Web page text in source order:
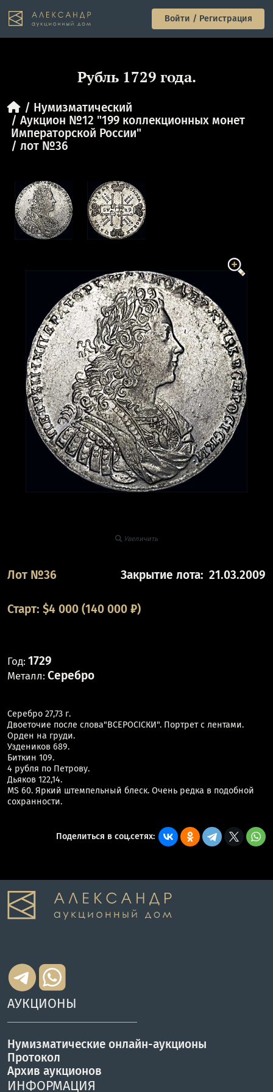
Войти / Регистрация
Рубль 1729 года.
Нумизматический
Аукцион №12 "199 коллекционных монет
Императорской России"
лот №36
Увеличить
Лот №36 Закрытие лота: 21.03.2009
Старт: $4 000(140 000 ₽)
Год: 1729
Металл: Серебро
Серебро 27,73 г.
Двоеточие после слова"ВСЕРОСIСКИ". Портрет с лентами.
Орден на груди.
Уздеников 689.
Биткин 109.
4 рубля по Петрову.
Дьяков 122,14.
MS 60. Яркий штемпельный блеск. Очень редка в подобной
сохранности.
Поделиться в соц.сетях:
АУКЦИОНЫ
Нумизматические онлайн-аукционы
Протокол
Архив аукционов
ИНФОРМАЦИЯ